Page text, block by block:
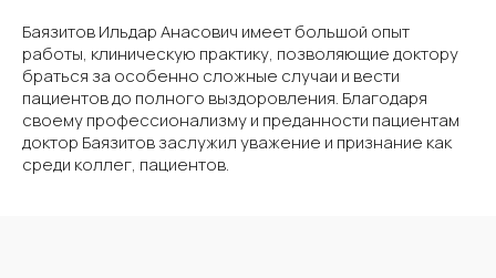
Баязитов Ильдар Анасович имеет большой опыт
работы, клиническую практику, позволяющие доктору
браться за особенно сложные случаи и вести
пациентов до полного выздоровления. Благодаря
своему профессионализму и преданности пациентам
доктор Баязитов заслужил уважение и признание как
среди коллег, пациентов.